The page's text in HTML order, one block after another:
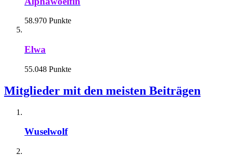
58.970 Punkte
Elwa
55.048 Punkte
Mitglieder mit den meisten Beiträgen
Wuselwolf